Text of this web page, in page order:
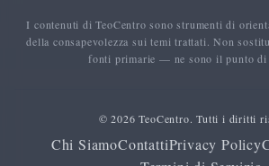
I contenuti di TeoCentro sono strumenti di
della consapevolezza sui temi trattati. Non
fonti primarie — ne sono il punto di
© 2026 TeoCentro. Tutti i diritti
Chi SiamoContattiPrivacy Policy